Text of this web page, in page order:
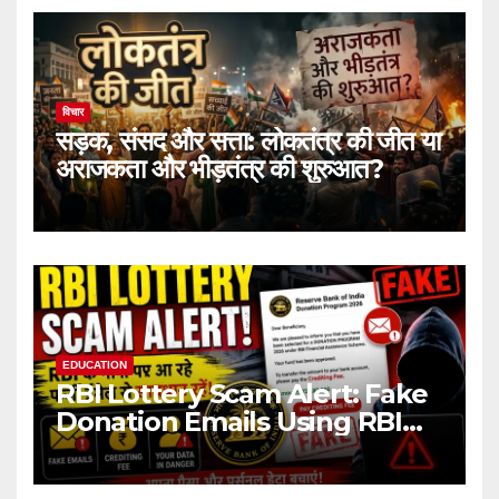
विचार
सड़क, संसद और सत्ता: लोकतंत्र की जीत या
अराजकता और भीड़तंत्र की शुरुआत?
EDUCATION
RBI Lottery Scam Alert: Fake
Donation Emails Using RBI
Name Target Indian Users